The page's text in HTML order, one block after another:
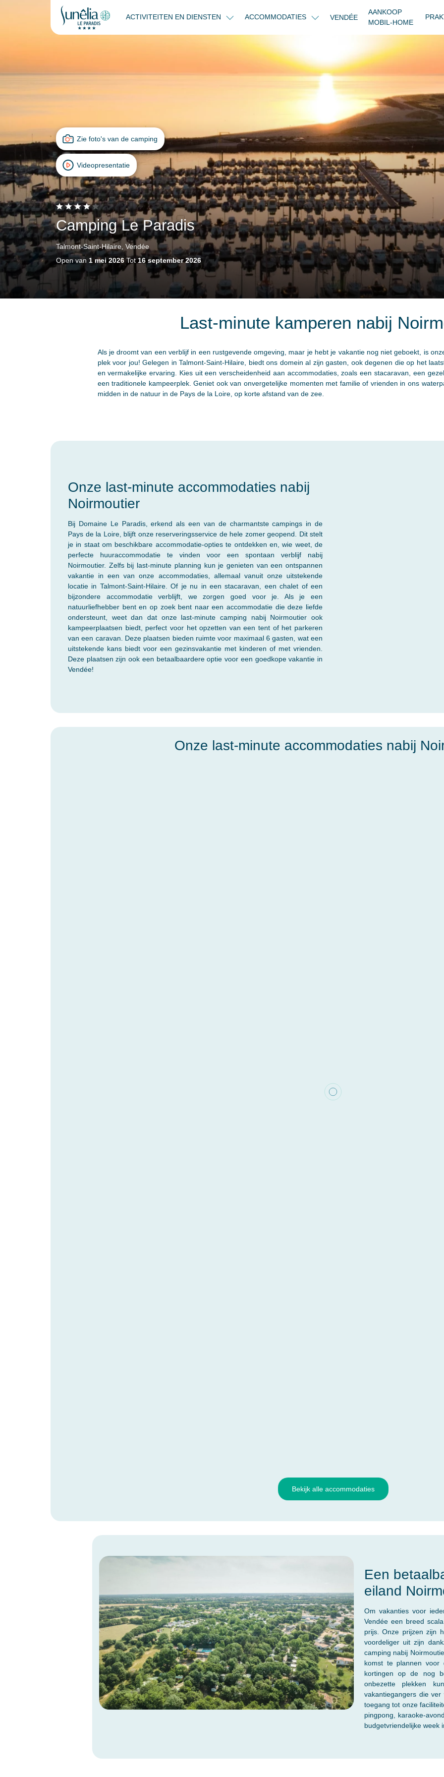
ACTIVITEITEN EN DIENSTEN ACCOMMODATIES VENDÉE
AANKOOP
MOBIL-HOME
Zie foto's van de camping
Videopresentatie
Camping Le Paradis
Talmont-Saint-Hilaire, Vendée
Open van 1 mei 2026Tot16 september 2026
Last-minute kamperen nabij
Als je droomt van een verblijf in een rustgevende omgeving, maar je hebt je vakantie nog niet geboekt, is
plek voor jou! Gelegen in Talmont-Saint-Hilaire, biedt ons domein al zijn gasten, ook degenen die op het
en vermakelijke ervaring. Kies uit een verscheidenheid aan accommodaties, zoals een stacaravan, een
een traditionele kampeerplek. Geniet ook van onvergetelijke momenten met familie of vrienden in ons
midden in de natuur in de Pays de la Loire, op korte afstand van de zee.
Onze last-minute accommodaties nabij
Noirmoutier
Bij Domaine Le Paradis, erkend als een van de charmantste campings in de
Pays de la Loire, blijft onze reserveringsservice de hele zomer geopend. Dit stelt
je in staat om beschikbare accommodatie-opties te ontdekken en, wie weet, de
perfecte huuraccommodatie te vinden voor een spontaan verblijf nabij
Noirmoutier. Zelfs bij last-minute planning kun je genieten van een ontspannen
vakantie in een van onze accommodaties, allemaal vanuit onze uitstekende
locatie in Talmont-Saint-Hilaire. Of je nu in een stacaravan, een chalet of een
bijzondere accommodatie verblijft, we zorgen goed voor je. Als je een
natuurliefhebber bent en op zoek bent naar een accommodatie die deze liefde
ondersteunt, weet dan dat onze last-minute camping nabij Noirmoutier ook
kampeerplaatsen biedt, perfect voor het opzetten van een tent of het parkeren
van een caravan. Deze plaatsen bieden ruimte voor maximaal 6 gasten, wat een
uitstekende kans biedt voor een gezinsvakantie met kinderen of met vrienden.
Deze plaatsen zijn ook een betaalbaardere optie voor een goedkope vakantie in
Vendée!
Onze last-minute accommodaties nabij
Bekijk alle accommodaties
Een
eiland
Om vakanties voor
Vendée een breed
prijs. Onze prijzen zijn
voordeliger uit zijn
camping nabij
komst te plannen voor
kortingen op de nog
onbezette plekken
vakantiegangers die
toegang tot onze
pingpong, karaoke-
budgetvriendelijke week